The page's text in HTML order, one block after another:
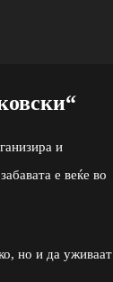
и
е веќе во
но и да уживаат